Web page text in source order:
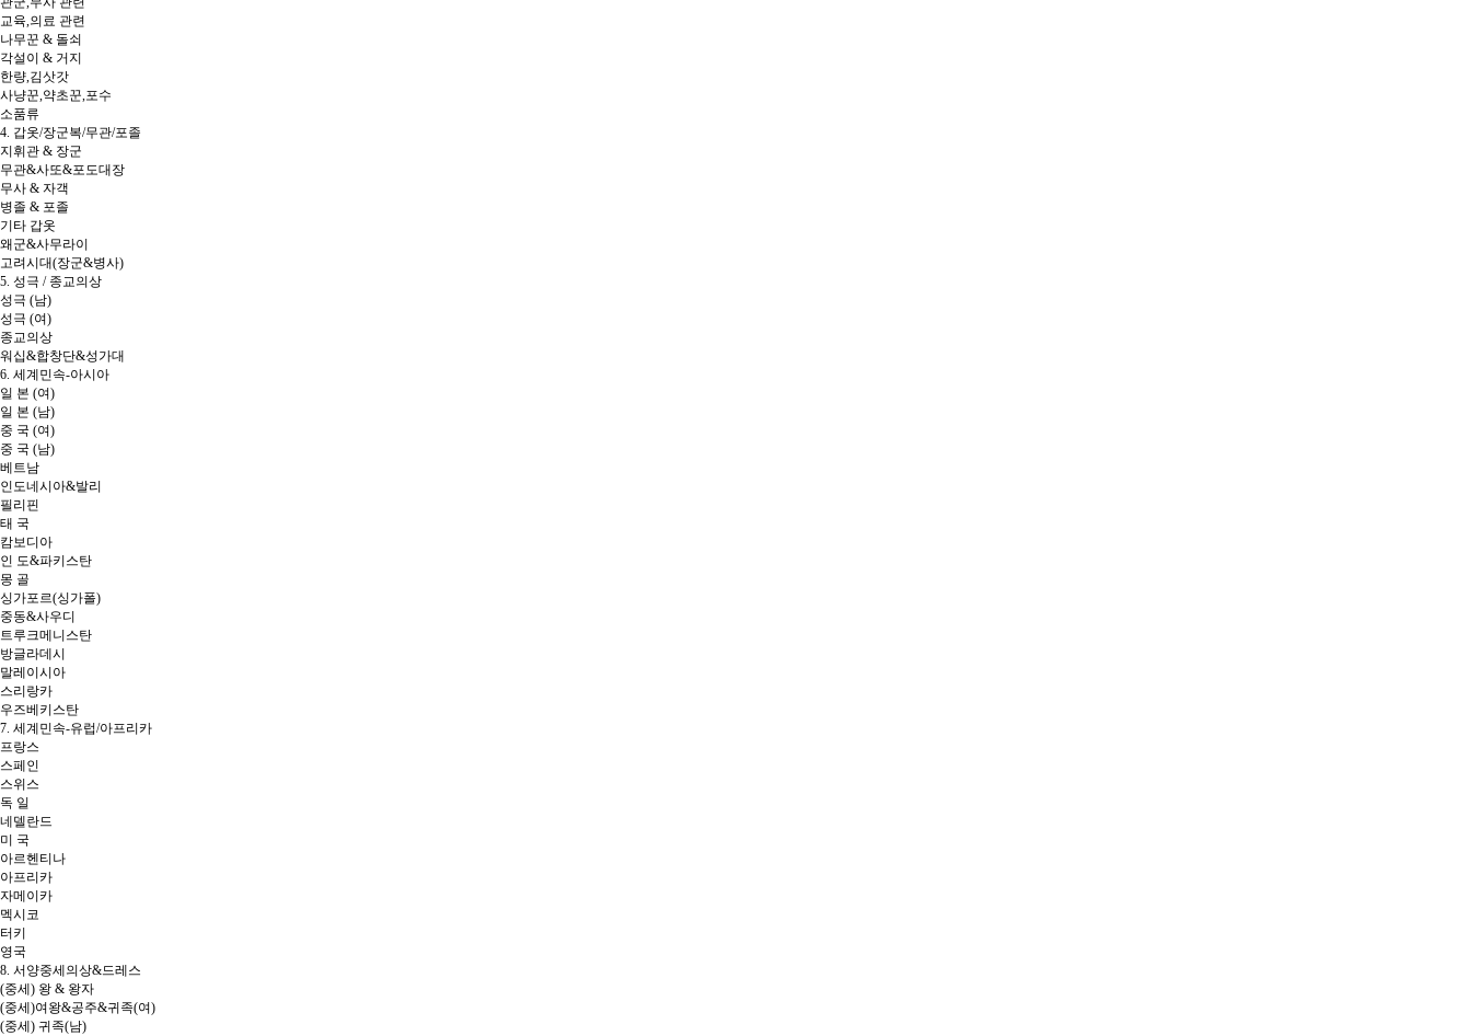
교육,의료 관련
나무꾼 & 돌쇠
각설이 & 거지
한량,김삿갓
사냥꾼,약초꾼,포수
소품류
4. 갑옷/장군복/무관/포졸
지휘관 & 장군
무관&사또&포도대장
무사 & 자객
병졸 & 포졸
기타 갑옷
왜군&사무라이
고려시대(장군&병사)
5. 성극 / 종교의상
성극 (남)
성극 (여)
종교의상
워십&합창단&성가대
6. 세계민속-아시아
일 본 (여)
일 본 (남)
중 국 (여)
중 국 (남)
베트남
인도네시아&발리
필리핀
태 국
캄보디아
인 도&파키스탄
몽 골
싱가포르(싱가폴)
중동&사우디
트루크메니스탄
방글라데시
말레이시아
스리랑카
우즈베키스탄
7. 세계민속-유럽/아프리카
프랑스
스페인
스위스
독 일
네델란드
미 국
아르헨티나
아프리카
자메이카
멕시코
터키
영국
8. 서양중세의상&드레스
(중세) 왕 & 왕자
(중세)여왕&공주&귀족(여)
(중세) 귀족(남)